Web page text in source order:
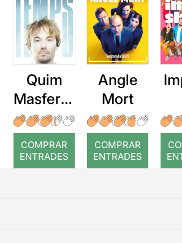
Quim
Masferre
r: Temps
COMPRAR
ENTRADES
Angle
Mort
COMPRAR
ENTRADES